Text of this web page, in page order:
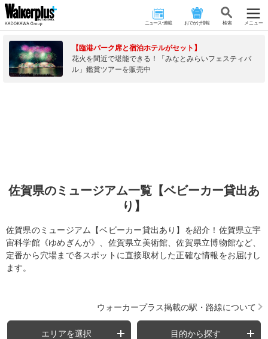
ニュース･連載 おでかけ情報 検 索 メニュー
【臨港パーク席と宿泊ホテルがセット】
花火を間近で堪能できる！「みなとみらいフェスティバ
ル」鑑賞ツアーを販売中
佐賀県のミュージアム一覧【ベビーカー貸出あ
り】
佐賀県のミュージアム【ベビーカー貸出あり】を紹介！佐賀県立宇
宙科学館《ゆめぎんが》、佐賀県立美術館、佐賀県立博物館など、
定番から穴場まで各スポットに直接取材した正確な情報をお届けし
ます。
ウォーカープラス掲載の駅・路線について
エリアを選択 目的から探す